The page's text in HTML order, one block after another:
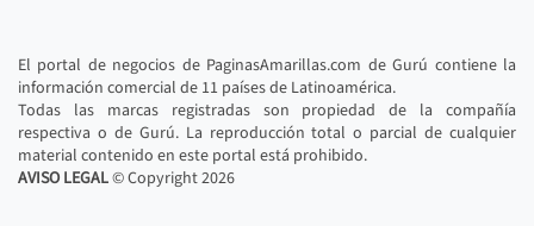
El portal de negocios de PaginasAmarillas.com de Gurú contiene la
información comercial de 11 países de Latinoamérica.
Todas las marcas registradas son propiedad de la compañía
respectiva o de Gurú. La reproducción total o parcial de cualquier
material contenido en este portal está prohibido.
AVISO LEGAL© Copyright2026